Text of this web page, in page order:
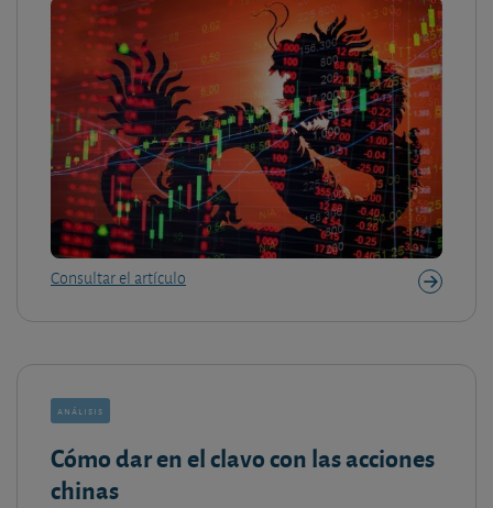
Consultar el artículo
análisis
Cómo dar en el clavo con las acciones
chinas